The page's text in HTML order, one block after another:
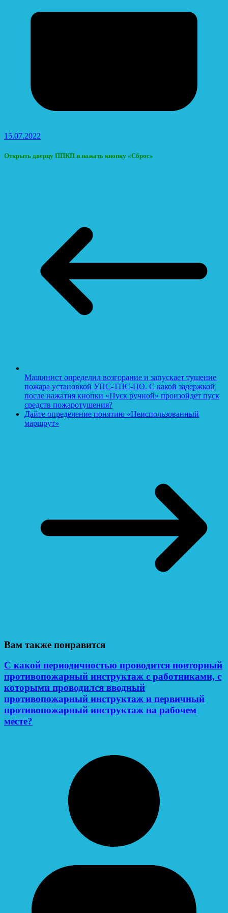
15.07.2022
Открыть дверцу ППКП и нажать кнопку «Сброс»
Машинист определил возгорание и запускает тушение
пожара установкой УПС-ТПС-ПО. С какой задержкой
после нажатия кнопки «Пуск ручной» произойдет пуск
средств пожаротушения?
Дайте определение понятию «Неиспользованный
маршрут»
Вам также понравится
С какой периодичностью проводится повторный
противопожарный инструктаж с работниками, с
которыми проводился вводный
противопожарный инструктаж и первичный
противопожарный инструктаж на рабочем
месте?